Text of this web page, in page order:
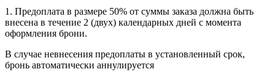
1. Предоплата в размере 50% от суммы заказа должна быть
внесена в течение 2 (двух) календарных дней с момента
оформления брони.
B случае невнесения предоплаты в установленный срок,
бронь автоматически аннулируется